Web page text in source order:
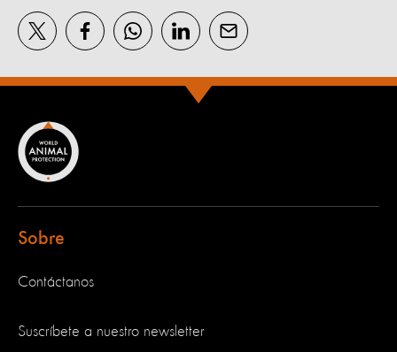
Sobre
Contáctanos
Suscríbete a nuestro newsletter